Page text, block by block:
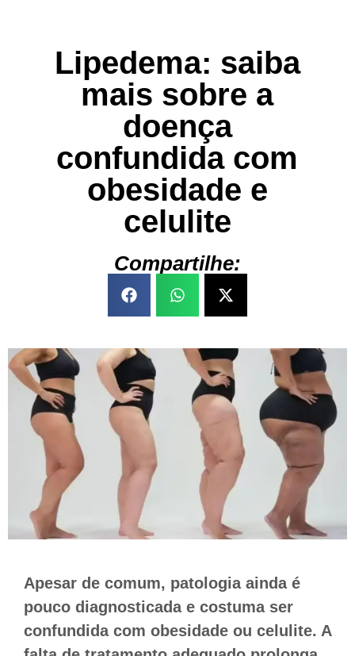
Lipedema: saiba
mais sobre a
doença
confundida com
obesidade e
celulite
Compartilhe:
Apesar de comum, patologia ainda é
pouco diagnosticada e costuma ser
confundida com obesidade ou celulite. A